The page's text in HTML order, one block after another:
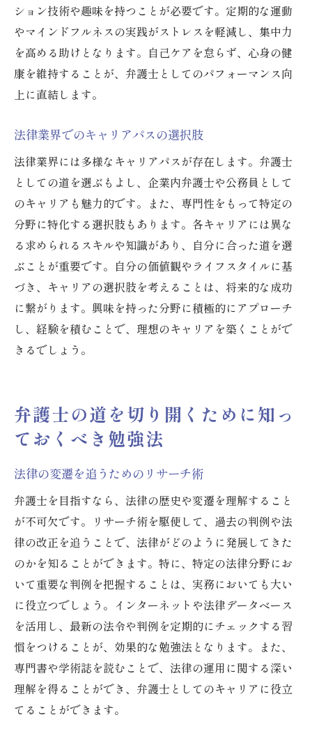
ション技術や趣味を持つことが必要です。定期的な運動
やマインドフルネスの実践がストレスを軽減し、集中力
を高める助けとなります。自己ケアを怠らず、心身の健
康を維持することが、弁護士としてのパフォーマンス向
上に直結します。
法律業界でのキャリアパスの選択肢
法律業界には多様なキャリアパスが存在します。弁護士
としての道を選ぶもよし、企業内弁護士や公務員として
のキャリアも魅力的です。また、専門性をもって特定の
分野に特化する選択肢もあります。各キャリアには異な
る求められるスキルや知識があり、自分に合った道を選
ぶことが重要です。自分の価値観やライフスタイルに基
づき、キャリアの選択肢を考えることは、将来的な成功
に繋がります。興味を持った分野に積極的にアプローチ
し、経験を積むことで、理想のキャリアを築くことがで
きるでしょう。
弁護士の道を切り開くために知っ
ておくべき勉強法
法律の変遷を追うためのリサーチ術
弁護士を目指すなら、法律の歴史や変遷を理解すること
が不可欠です。リサーチ術を駆使して、過去の判例や法
律の改正を追うことで、法律がどのように発展してきた
のかを知ることができます。特に、特定の法律分野にお
いて重要な判例を把握することは、実務においても大い
に役立つでしょう。インターネットや法律データベース
を活用し、最新の法令や判例を定期的にチェックする習
慣をつけることが、効果的な勉強法となります。また、
専門書や学術誌を読むことで、法律の運用に関する深い
理解を得ることができ、弁護士としてのキャリアに役立
てることができます。